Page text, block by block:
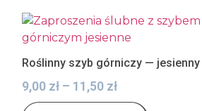
Roślinny szyb górniczy — jesienny
9,00 zł – 11,50 zł